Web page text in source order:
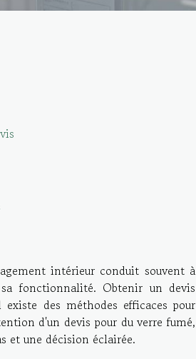
intérieur conduit souvent à
fonctionnalité. Obtenir un devis
des méthodes efficaces pour
d'un devis pour du verre fumé,
et une décision éclairée.